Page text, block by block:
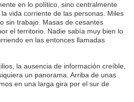
en lo político, sino centralmente
vida corriente de las personas. Miles
sin trabajo. Masas de cesantes
el territorio. Nadie sabía muy bien lo
en las entonces llamadas
la ausencia de información creíble,
un panorama. Arriba de unas
en una larga gira por el sur de